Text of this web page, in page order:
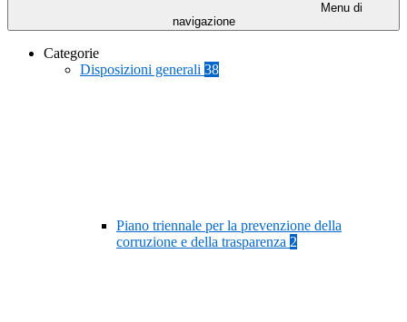
Menu di
navigazione
Categorie
Disposizioni generali 38
Piano triennale per la prevenzione della
corruzione e della trasparenza 2